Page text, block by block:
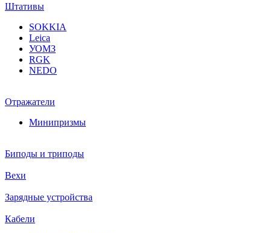
Штативы
SOKKIA
Leica
УОМЗ
RGK
NEDO
Отражатели
Минипризмы
Биподы и триподы
Вехи
Зарядные устройства
Кабели